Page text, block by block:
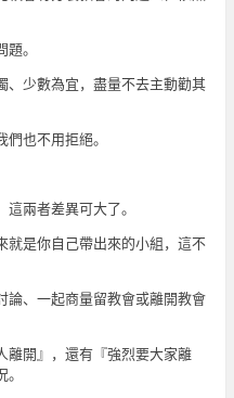
。
、少數為宜，盡量不去主動勸其
也不用拒絕。
兩者差異可大了。
就是你自己帶出來的小組，這不
論、一起商量留教會或離開教會
離開』，還有『強烈要大家離